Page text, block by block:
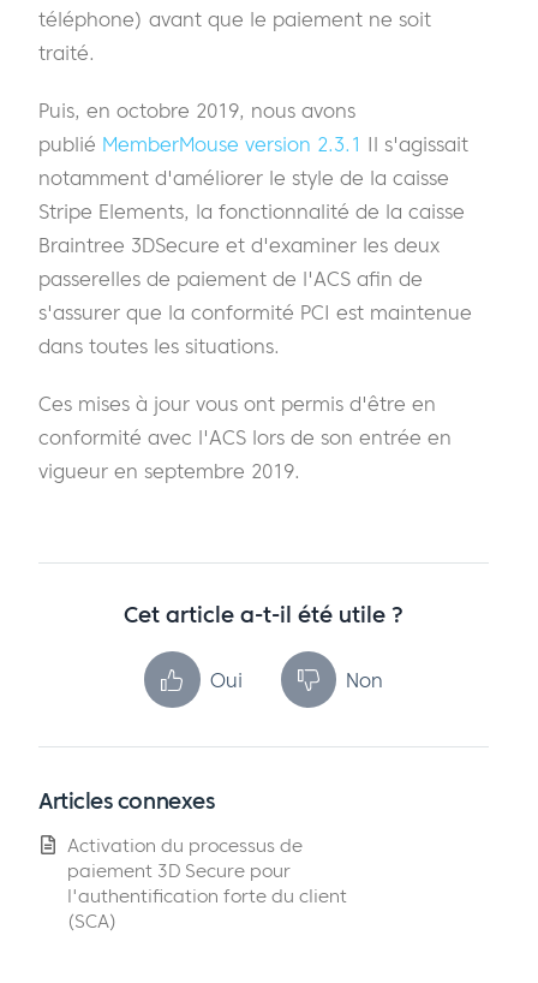
téléphone) avant que le paiement ne soit
traité.
Puis, en octobre 2019, nous avons
publié MemberMouse version 2.3.1 Il s'agissait
notamment d'améliorer le style de la caisse
Stripe Elements, la fonctionnalité de la caisse
Braintree 3DSecure et d'examiner les deux
passerelles de paiement de l'ACS afin de
s'assurer que la conformité PCI est maintenue
dans toutes les situations.
Ces mises à jour vous ont permis d'être en
conformité avec l'ACS lors de son entrée en
vigueur en septembre 2019.
Cet article a-t-il été utile ?
Oui Non
Articles connexes
Activation du processus de
paiement 3D Secure pour
l'authentification forte du client
(SCA)